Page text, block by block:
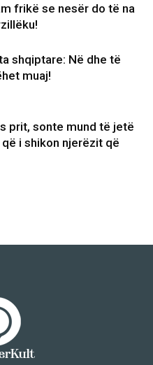
frikë se nesër do të na
shqiptare: Në dhe të
muaj!
prit, sonte mund të jetë
i shikon njerëzit që